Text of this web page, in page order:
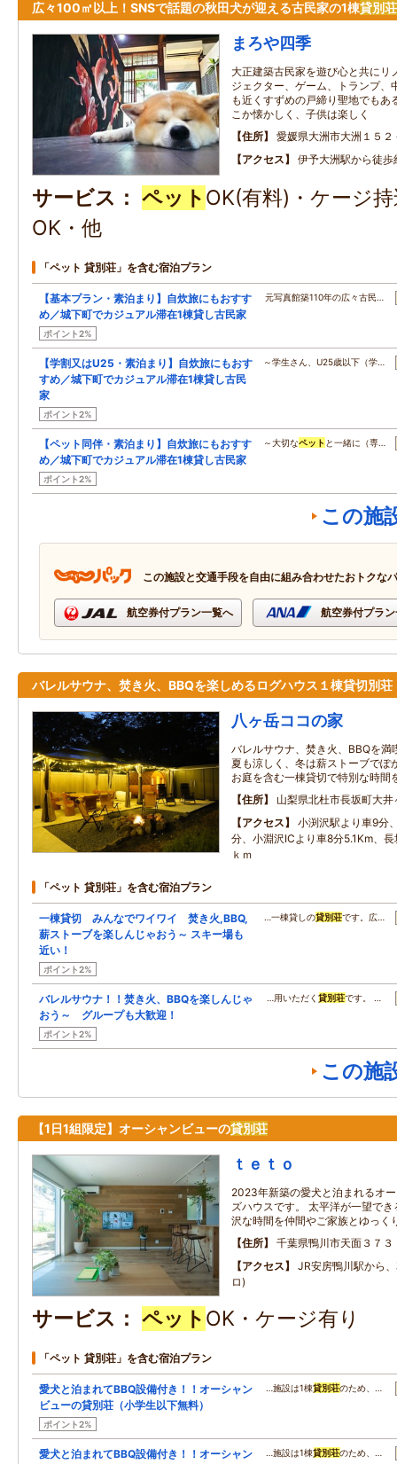
広々100㎡以上！SNSで話題の秋田犬が迎える古民家の1棟貸別荘
まろや四季
大正建築古民家を遊び心と共にリ
ジェクター、ゲーム、トランプ、
も近くすずめの戸締り聖地でもあ
こか懐かしく、子供は楽しく
住所
愛媛県大洲市大洲１５２
アクセス
伊予大洲駅から徒歩
サービス ペット OK(有料)・ケージ
OK・他
「ペット 貸別荘」を含む宿泊プラン
【基本プラン・素泊まり】自炊旅にもおすす
め／城下町でカジュアル滞在1棟貸し古民家
ポイント2%
元写真館築110年の広々古民…
【学割又はU25・素泊まり】自炊旅にもおす
すめ／城下町でカジュアル滞在1棟貸し古民
家
ポイント2%
～学生さん、U25歳以下（学…
【ペット同伴・素泊まり】自炊旅にもおすす
め／城下町でカジュアル滞在1棟貸し古民家
ポイント2%
～大切なペット と一緒に（専…
この施
この施設と交通手段を自由に組み合わせたおトクな
航空券付プラン一覧へ 航空券付プラ
バレルサウナ、焚き火、BBQを楽しめるログハウス１棟貸切別荘
八ヶ岳ココの家
バレルサウナ、焚き火、BBQを
夏も涼しく、冬は薪ストーブでぽ
お庭を含む一棟貸切で特別な時
住所
山梨県北杜市長坂町大
アクセス
小渕沢駅より車9分
分、小淵沢ICより車8分5.1Km、
ｋｍ
「ペット 貸別荘」を含む宿泊プラン
一棟貸切 みんなでワイワイ 焚き火,BBQ,
薪ストーブを楽しんじゃおう～ スキー場も
近い！
ポイント2%
…一棟貸しの貸別荘です。広…
バレルサウナ！！焚き火、BBQを楽しんじゃ
おう～ グループも大歓迎！
ポイント2%
…用いただく貸別荘です。 …
この施
【1日1組限定】オーシャンビューの貸別荘
ｔｅｔｏ
2023年新築の愛犬と泊まれるオ
ズハウスです。 太平洋が一望で
沢な時間を仲間やご家族とゆっく
住所
千葉県鴨川市天面３７３
アクセス
JR安房鴨川駅から
ロ)
サービス ペット OK・ケージ有り
「ペット 貸別荘」を含む宿泊プラン
愛犬と泊まれてBBQ設備付き！！オーシャン
ビューの貸別荘（小学生以下無料）
ポイント2%
…施設は1棟貸別荘のため、…
愛犬と泊まれてBBQ設備付き！！オーシャン
…施設は1棟貸別荘のため、…